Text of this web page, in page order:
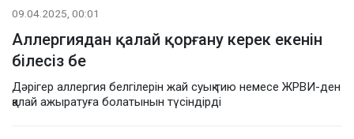
09.04.2025, 00:01
Аллергиядан қалай қорғану керек екенін
білесіз бе
Дәрігер аллергия белгілерін жай суық тию немесе ЖРВИ-ден
қалай ажыратуға болатынын түсіндірді